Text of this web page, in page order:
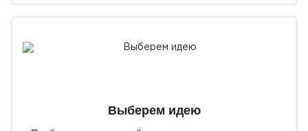
из поколения в поколение.
ЭКСКУРСИЮВыберем идею